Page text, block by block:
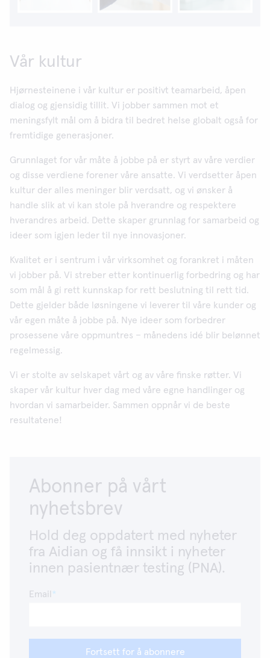
Vår kultur
Hjørnesteinene i vår kultur er positivt teamarbeid, åpen
dialog og gjensidig tillit. Vi jobber sammen mot et
meningsfylt mål om å bidra til bedret helse globalt også for
fremtidige generasjoner.
Grunnlaget for vår måte å jobbe på er styrt av våre verdier
og disse verdiene forener våre ansatte. Vi verdsetter åpen
kultur der alles meninger blir verdsatt, og vi ønsker å
handle slik at vi kan stole på hverandre og respektere
hverandres arbeid. Dette skaper grunnlag for samarbeid og
ideer som igjen leder til nye innovasjoner.
Kvalitet er i sentrum i vår virksomhet og forankret i måten
vi jobber på. Vi streber etter kontinuerlig forbedring og har
som mål å gi rett kunnskap for rett beslutning til rett tid.
Dette gjelder både løsningene vi leverer til våre kunder og
vår egen måte å jobbe på. Nye ideer som forbedrer
prosessene våre oppmuntres – månedens idé blir belønnet
regelmessig.
Vi er stolte av selskapet vårt og av våre finske røtter. Vi
skaper vår kultur hver dag med våre egne handlinger og
hvordan vi samarbeider. Sammen oppnår vi de beste
resultatene!
Abonner på vårt
nyhetsbrev
Hold deg oppdatert med nyheter
fra Aidian og få innsikt i nyheter
innen pasientnær testing (PNA).
Email
Fortsett for å abonnere